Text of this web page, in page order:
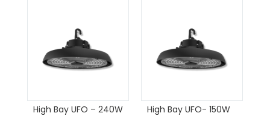
High Bay UFO – 240W
High Bay UFO- 150W